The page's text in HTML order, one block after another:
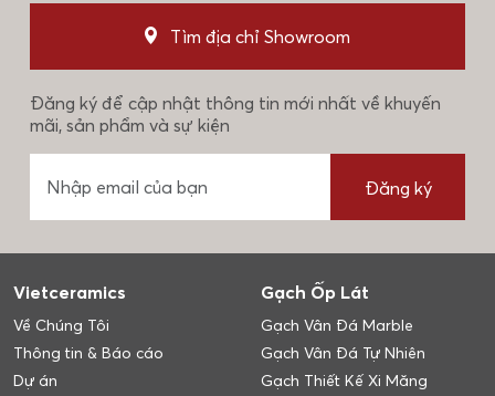
Tìm địa chỉ Showroom
Đăng ký để cập nhật thông tin mới nhất về khuyến
mãi, sản phẩm và sự kiện
Đăng ký
Vietceramics
Về Chúng Tôi
Thông tin & Báo cáo
Dự án
Gạch Ốp Lát
Gạch Vân Đá Marble
Gạch Vân Đá Tự Nhiên
Gạch Thiết Kế Xi Măng